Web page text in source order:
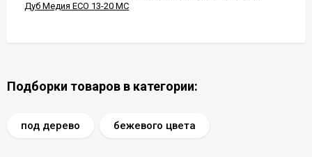
Дуб Медия ЕСО 13-20 MC
Подборки товаров в категории:
под дерево бежевого цвета